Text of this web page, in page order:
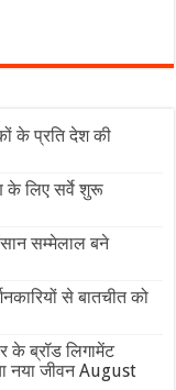
के प्रति देश की
के लिए सर्वे शुरू
सम्मेलाल बने
से बातचीत को
के ब्रॉड लिगामेंट
नया जीवन August